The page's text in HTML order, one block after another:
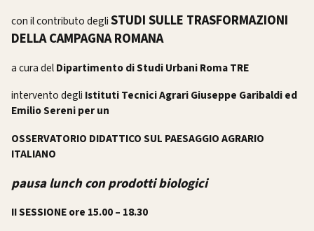
con il contributo degliSTUDI SULLE TRASFORMAZIONI
DELLA CAMPAGNA ROMANA
a cura delDipartimento di Studi Urbani Roma TRE
intervento degli Istituti Tecnici Agrari Giuseppe Garibaldi ed
Emilio Sereni per un
OSSERVATORIO DIDATTICO SUL PAESAGGIO AGRARIO
ITALIANO
pausa lunch con prodotti biologici
II SESSIONE ore 15.00 – 18.30